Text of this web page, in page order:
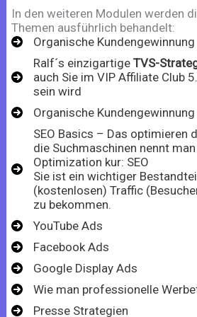
In den weiteren Modulen werden
Themen ausführlich behandelt:
Organische
Ralf´s einzigartigeTVS-
auch Sie im VIP Affiliate Club
sein wird
Organische
SEO Basics – Das optimieren
die Suchmaschinen nennt
Optimization kur: SEO
Sie ist ein wichtiger
(kostenlosen) Traffic
zu bekommen.
YouTube Ads
Facebook Ads
Google Display Ads
Wie man professionelle
Presse Strategien